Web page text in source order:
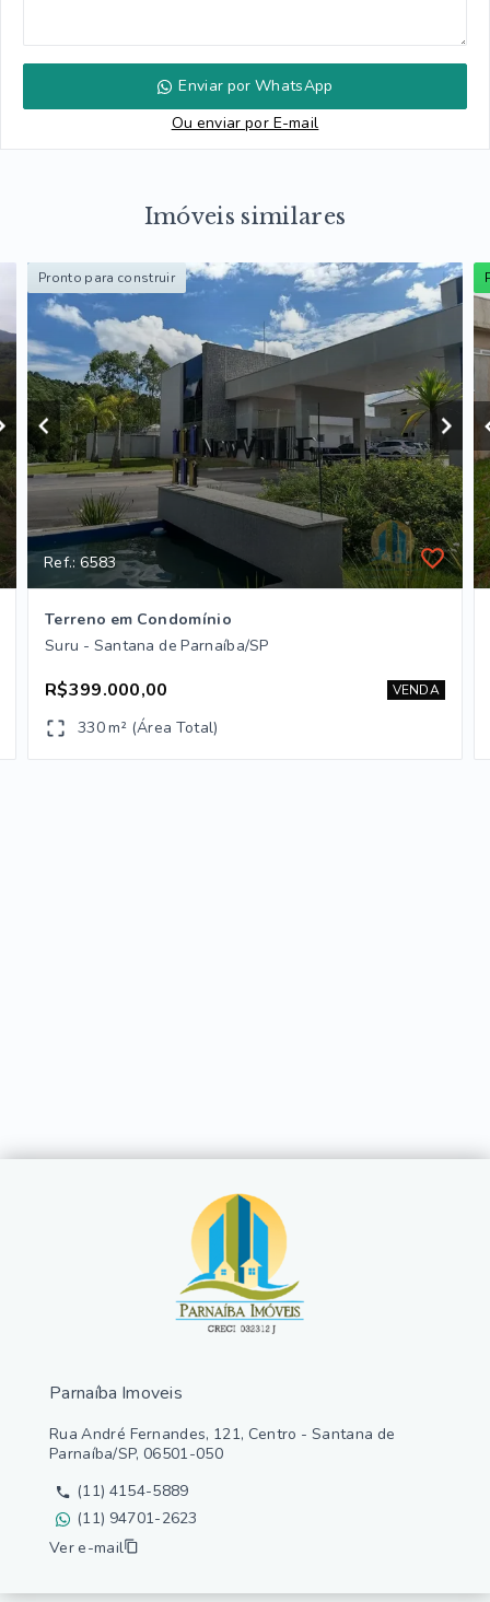
Enviar por WhatsApp
Ou enviar por E-mail
Imóveis similares
Pronto para construir
Ref.: 6583
Terreno em Condomínio
Suru - Santana de Parnaíba/SP
R$399.000,00 VENDA
330 m² (Área Total)
Parnaíba Imoveis
Rua André Fernandes, 121, Centro - Santana de
Parnaíba/SP, 06501-050
(11) 4154-5889
(11) 94701-2623
Ver e-mail